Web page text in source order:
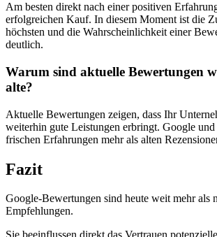
Am besten direkt nach einer positiven
erfolgreichen Kauf. In diesem Moment ist die
höchsten und die Wahrscheinlichkeit einer
deutlich.
Warum sind aktuelle Bewertungen
alte?
Aktuelle Bewertungen zeigen, dass Ihr
weiterhin gute Leistungen erbringt. Google
frischen Erfahrungen mehr als alten
Fazit
Google-Bewertungen sind heute weit mehr als
Empfehlungen.